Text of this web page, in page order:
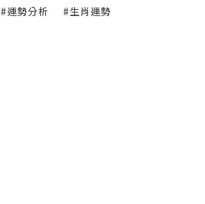
#運勢分析 #生肖運勢